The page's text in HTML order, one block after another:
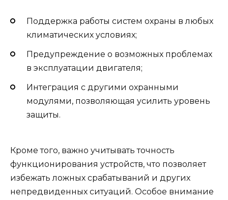
Поддержка работы систем охраны в любых
климатических условиях;
Предупреждение о возможных проблемах
в эксплуатации двигателя;
Интеграция с другими охранными
модулями, позволяющая усилить уровень
защиты.
Кроме того, важно учитывать точность
функционирования устройств, что позволяет
избежать ложных срабатываний и других
непредвиденных ситуаций. Особое внимание